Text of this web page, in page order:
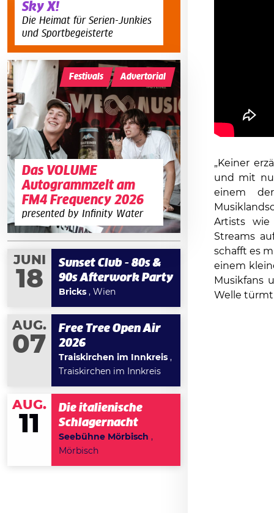
„Keiner
und mit
einem
Artists
Streams
schafft es
einem
Musikfans
Welle türmt
Sky X!
Die Heimat für Serien-Junkies
und Sportbegeisterte
Das VOLUME
Autogrammzelt am
FM4 Frequency 2026
presented by Infinity Water
Festivals Advertorial
JUNI
18
Sunset Club - 80s &
90s Afterwork Party
Bricks , Wien
AUG.
07
Free Tree Open Air
2026
Traiskirchen im Innkreis ,
Traiskirchen im Innkreis
AUG.
11
Die italienische
Schlagernacht
Seebühne Mörbisch ,
Mörbisch